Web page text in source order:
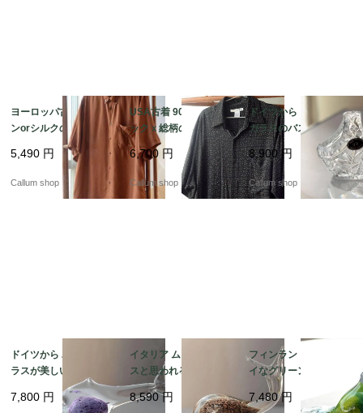
ヨーロッパ古着 レーヨ
ンorシルクの半袖ボタ
ンダウンシャツ メンズ
Lくらい ブラウン ヴィ
ンテージ ダメージ古着
_260805 if1042
5,490 円
Callum shop
USA古着 90's頃 ブラ
ックｘ総柄のレーヨン
半袖シャツ sizeL メン
ズ アメリカ ヴィンテー
ジ オールド古着_2608
05 if1041
6,700 円
Callum shop
ドイツから クリスタル
ガラスのバスケット型
トレー ボヘミアグラス
を彷彿 24%PbO トレイ
アンティーク ヴィンテ
ージ_260721 ig4976
8,900円
Callum shop
ドイツから パープルガ
ラスが美しいユニーク
な魚 オブジェ グラス
フィギュア フィッシュ
7,800 円
イタリア ムラーノグラ
スと思われるキレイな
ガラスのクジラ オブジ
ェ Italy Murano Style
8,590円
フィンランドから キレ
イなグリーンマーブル
ガラスの小鳥 オブジェ
北欧 バード オブジェ
7,480円